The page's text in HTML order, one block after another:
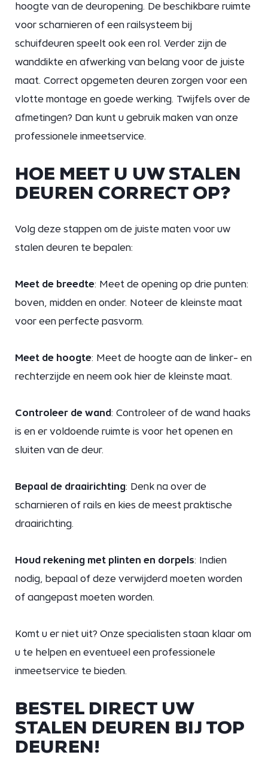
hoogte van de deuropening. De beschikbare ruimte
voor scharnieren of een railsysteem bij
schuifdeuren speelt ook een rol. Verder zijn de
wanddikte en afwerking van belang voor de juiste
maat. Correct opgemeten deuren zorgen voor een
vlotte montage en goede werking. Twijfels over de
afmetingen? Dan kunt u gebruik maken van onze
professionele inmeetservice.
HOE MEET U UW STALEN
DEUREN CORRECT OP?
Volg deze stappen om de juiste maten voor uw
stalen deuren te bepalen:
Meet de breedte: Meet de opening op drie punten:
boven, midden en onder. Noteer de kleinste maat
voor een perfecte pasvorm.
Meet de hoogte: Meet de hoogte aan de linker- en
rechterzijde en neem ook hier de kleinste maat.
Controleer de wand: Controleer of de wand haaks
is en er voldoende ruimte is voor het openen en
sluiten van de deur.
Bepaal de draairichting: Denk na over de
scharnieren of rails en kies de meest praktische
draairichting.
Houd rekening met plinten en dorpels: Indien
nodig, bepaal of deze verwijderd moeten worden
of aangepast moeten worden.
Komt u er niet uit? Onze specialisten staan klaar om
u te helpen en eventueel een professionele
inmeetservice te bieden.
BESTEL DIRECT UW
STALEN DEUREN BIJ TOP
DEUREN!